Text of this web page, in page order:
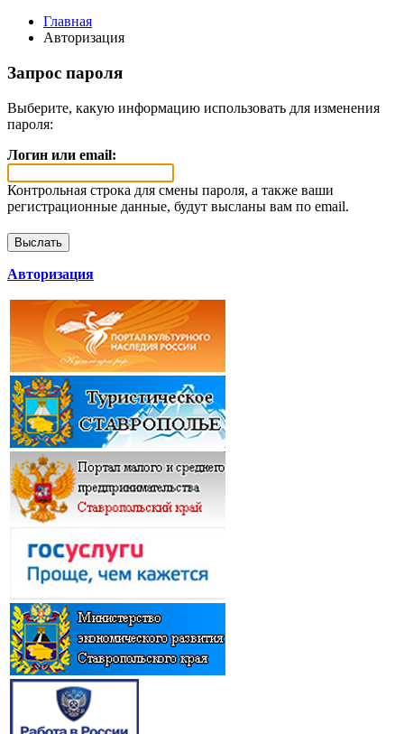
Главная
Авторизация
Запрос пароля
Выберите, какую информацию использовать для изменения
пароля:
Логин или email:
Контрольная строка для смены пароля, а также ваши
регистрационные данные, будут высланы вам по email.
Авторизация